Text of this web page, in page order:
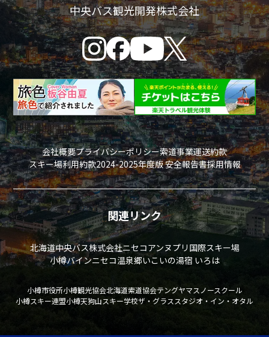
中央バス観光開発株式会社
会社概要プライバシーポリシー索道事業運送約款
スキー場利用約款2024-2025年度版 安全報告書採用情報
関連リンク
北海道中央バス株式会社ニセコアンヌプリ国際スキー場
小樽バインニセコ温泉郷いこいの湯宿 いろは
小樽市役所小樽観光協会北海道索道協会テングヤマスノースクール
小樽スキー連盟小樽天狗山スキー学校ザ・グラススタジオ・イン・オタル